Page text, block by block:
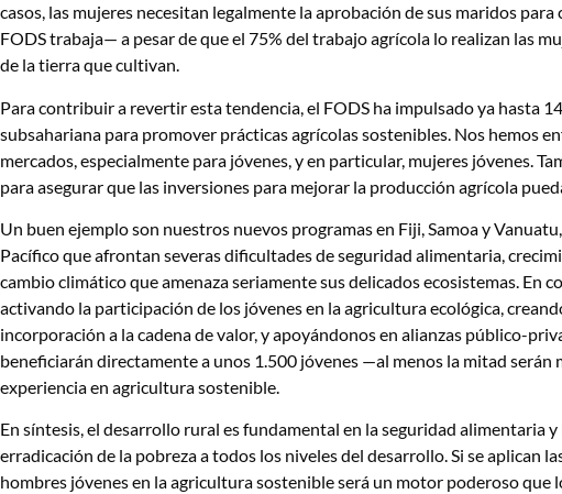
casos, las mujeres necesitan legalmente la aprobación de sus maridos
FODS trabaja— a pesar de que el 75% del trabajo agrícola lo realizan las
de la tierra que cultivan.
Para contribuir a revertir esta tendencia, el FODS ha impulsado ya hasta
subsahariana para promover prácticas agrícolas sostenibles. Nos hemos
mercados, especialmente para jóvenes, y en particular, mujeres jóvenes.
para asegurar que las inversiones para mejorar la producción agrícola
Un buen ejemplo son nuestros nuevos programas en Fiji, Samoa y
Pacífico que afrontan severas dificultades de seguridad alimentaria,
cambio climático que amenaza seriamente sus delicados ecosistemas. En
activando la participación de los jóvenes en la agricultura ecológica,
incorporación a la cadena de valor, y apoyándonos en alianzas público-
beneficiarán directamente a unos 1.500 jóvenes —al menos la mitad
experiencia en agricultura sostenible.
En síntesis, el desarrollo rural es fundamental en la seguridad alimentaria
erradicación de la pobreza a todos los niveles del desarrollo. Si se aplican
hombres jóvenes en la agricultura sostenible será un motor poderoso